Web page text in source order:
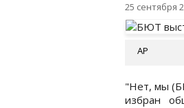
25 сентября
AP
"Нет, мы
избран